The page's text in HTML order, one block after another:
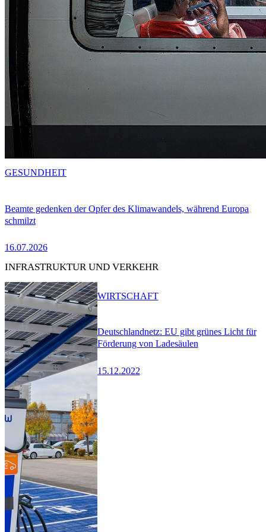
Beamte gedenken der Opfer des Klimawandels, während Europa
schmilzt
16.07.2026
GESUNDHEIT
INFRASTRUKTUR UND VERKEHR
Deutschlandnetz: EU gibt grünes Licht für
Förderung von Ladesäulen
15.12.2022
WIRTSCHAFT